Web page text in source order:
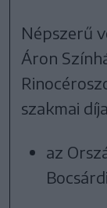
Népszerű
Áron
szakmai
az